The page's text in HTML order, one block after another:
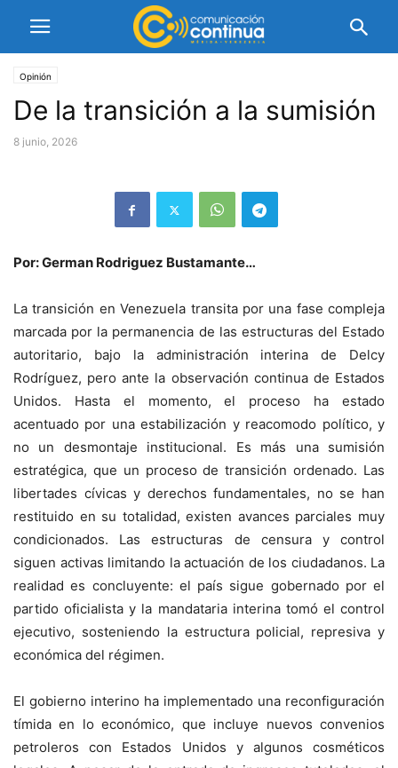
Opinión
De la transición a la sumisión
8 junio, 2026
Por: German Rodriguez Bustamante…
La transición en Venezuela transita por una fase compleja
marcada por la permanencia de las estructuras del Estado
autoritario, bajo la administración interina de Delcy
Rodríguez, pero ante la observación continua de Estados
Unidos. Hasta el momento, el proceso ha estado
acentuado por una estabilización y reacomodo político, y
no un desmontaje institucional. Es más una sumisión
estratégica, que un proceso de transición ordenado. Las
libertades cívicas y derechos fundamentales, no se han
restituido en su totalidad, existen avances parciales muy
condicionados. Las estructuras de censura y control
siguen activas limitando la actuación de los ciudadanos. La
realidad es concluyente: el país sigue gobernado por el
partido oficialista y la mandataria interina tomó el control
ejecutivo, sosteniendo la estructura policial, represiva y
económica del régimen.
El gobierno interino ha implementado una reconfiguración
tímida en lo económico, que incluye nuevos convenios
petroleros con Estados Unidos y algunos cosméticos